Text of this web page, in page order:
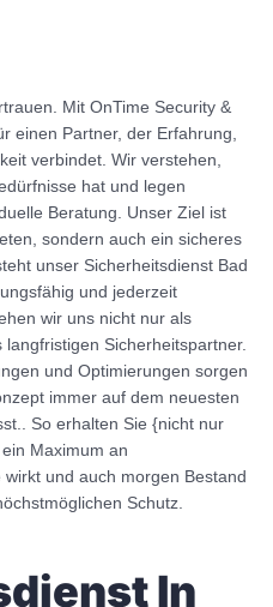
Mit OnTime Security &
einen Partner, der Erfahrung,
verbindet. Wir verstehen,
hat und legen
Beratung. Unser Ziel ist
sondern auch ein sicheres
unser Sicherheitsdienst Bad
und jederzeit
wir uns nicht nur als
Sicherheitspartner.
und Optimierungen sorgen
immer auf dem neuesten
So erhalten Sie {nicht nur
Maximum an
und auch morgen Bestand
Schutz.
In